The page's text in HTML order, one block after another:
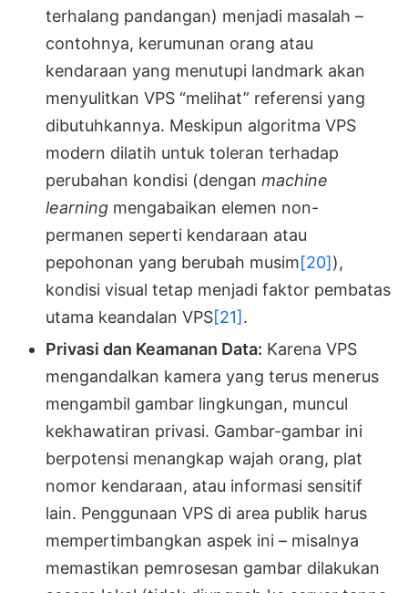
terhalang pandangan) menjadi masalah –
contohnya, kerumunan orang atau
kendaraan yang menutupi landmark akan
menyulitkan VPS “melihat” referensi yang
dibutuhkannya. Meskipun algoritma VPS
modern dilatih untuk toleran terhadap
perubahan kondisi (dengan machine
learning mengabaikan elemen non-
permanen seperti kendaraan atau
pepohonan yang berubah musim[20]),
kondisi visual tetap menjadi faktor pembatas
utama keandalan VPS[21] .
Privasi dan Keamanan Data: Karena VPS
mengandalkan kamera yang terus menerus
mengambil gambar lingkungan, muncul
kekhawatiran privasi. Gambar-gambar ini
berpotensi menangkap wajah orang, plat
nomor kendaraan, atau informasi sensitif
lain. Penggunaan VPS di area publik harus
mempertimbangkan aspek ini – misalnya
memastikan pemrosesan gambar dilakukan